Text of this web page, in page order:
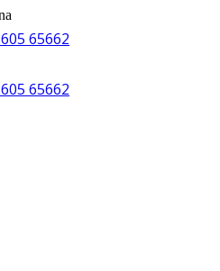
65662
65662